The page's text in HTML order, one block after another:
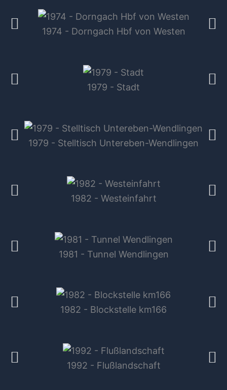
1974 - Dorngach Hbf von Westen
1979 - Stadt
1979 - Stelltisch Untereben-Wendlingen
1982 - Westeinfahrt
1981 - Tunnel Wendlingen
1982 - Blockstelle km166
1992 - Flußlandschaft